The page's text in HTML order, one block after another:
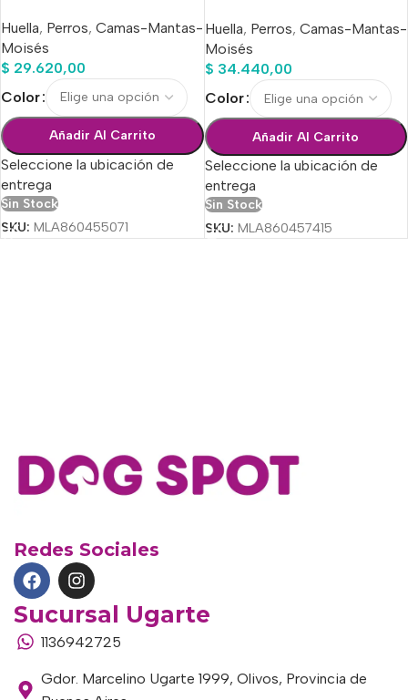
Huella, Perros, Camas-Mantas-
Moisés
$ 29.620,00
Color
Añadir Al Carrito
Seleccione la ubicación de
entrega
Sin Stock
SKU: MLA860455071
Huella, Perros, Camas-Mantas-
Moisés
$ 34.440,00
Color
Añadir Al Carrito
Seleccione la ubicación de
entrega
Sin Stock
SKU: MLA860457415
Redes Sociales
Sucursal Ugarte
1136942725
Gdor. Marcelino Ugarte 1999, Olivos, Provincia de